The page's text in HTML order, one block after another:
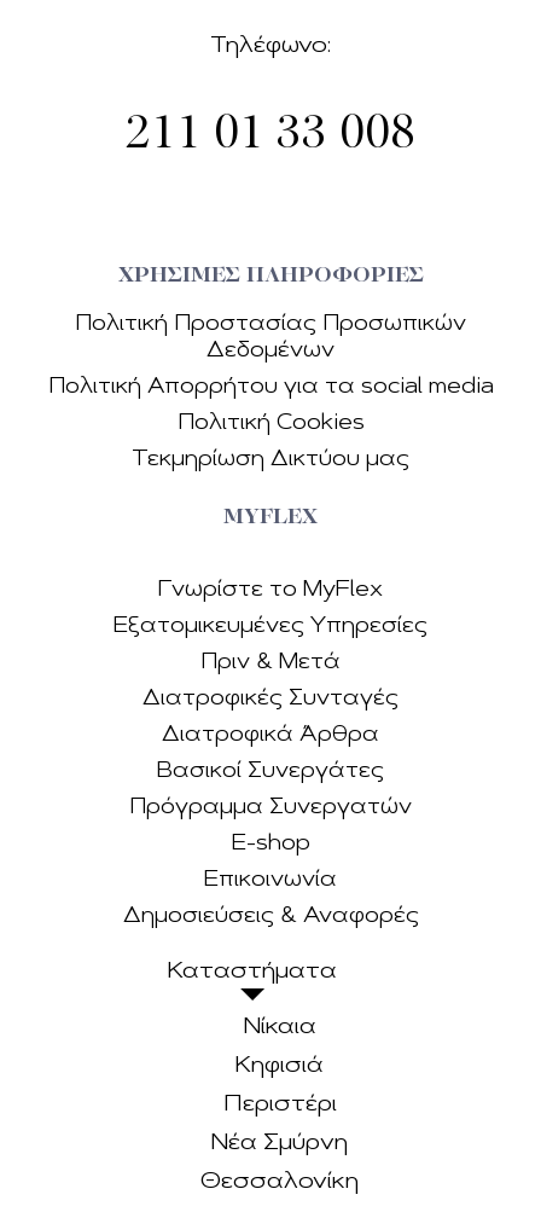
Τηλέφωνο:
211 01 33 008
ΧΡΗΣΙΜΕΣ ΠΛΗΡΟΦΟΡΙΕΣ
Πολιτική Προστασίας Προσωπικών
Δεδοµένων
Πολιτική Απορρήτου για τα social media
Πολιτική Cookies
Τεκµηρίωση Δικτύου µας
MYFLEX
Γνωρίστε το MyFlex
Εξατομικευμένες Υπηρεσίες
Πριν & Μετά
Διατροφικές Συνταγές
Διατροφικά Άρθρα
Βασικοί Συνεργάτες
Πρόγραμμα Συνεργατών
E-shop
Επικοινωνία
Δημοσιεύσεις & Αναφορές
Καταστήματα
Νίκαια
Κηφισιά
Περιστέρι
Νέα Σμύρνη
Θεσσαλονίκη